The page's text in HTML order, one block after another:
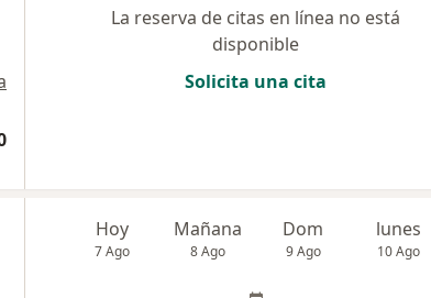
La reserva de citas en línea no está
disponible
Solicita una cita
Hoy
7 Ago
Mañana
8 Ago
Dom
9 Ago
lunes
10 Ago